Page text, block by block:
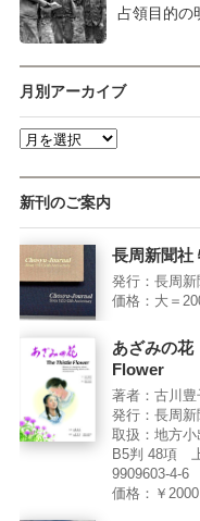
占領目的の
月別アーカイブ
新刊のご案内
長周新聞社
発行：長周新
価格：大＝
あざみの
Flower
著者：古川豊
発行：長周新
取扱：地方
B5判 48項
9909603-4-6
価格：￥2000